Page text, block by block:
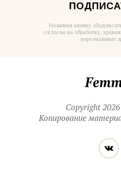
Нажимая кнопку
согласие на обработку,
персональных
Copyright
Копирование
нас
в